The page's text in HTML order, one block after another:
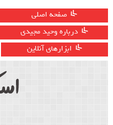
صفحه اصلی
درباره وحید مجیدی
ابزارهای آنلاین